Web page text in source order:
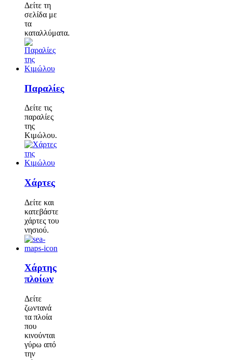
Δείτε τη
σελίδα με
τα
καταλλύματα.
Παραλίες
Δείτε τις
παραλίες
της
Κιμώλου.
Χάρτες
Δείτε και
κατεβάστε
χάρτες του
νησιού.
Χάρτης
πλοίων
Δείτε
ζωντανά
τα πλοία
που
κινούνται
γύρω από
την